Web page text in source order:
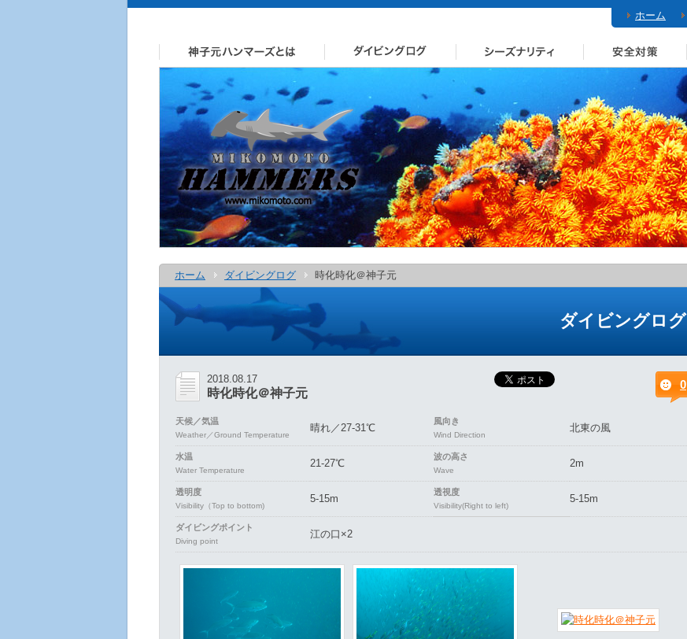
ホーム
ホーム ダイビングログ 時化時化＠神子元
ダイビングログ
時化時化＠神子元
2018.08.17 0
天候／気温
Weather／Ground Temperature
晴れ／27-31℃
風向き
Wind Direction
北東の風
水温
Water Temperature
21-27℃
波の高さ
Wave
2m
透明度
Visibility（Top to bottom)
5-15m
透視度
Visibility(Right to left)
5-15m
ダイビングポイント
Diving point
江の口×2